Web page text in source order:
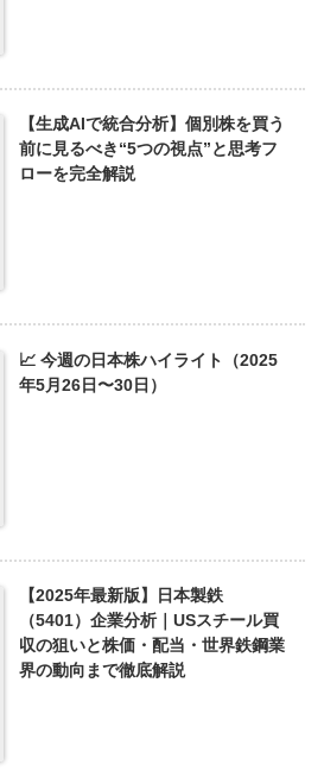
【生成AIで統合分析】個別株を買う
前に見るべき“5つの視点”と思考フ
ローを完全解説
📈 今週の日本株ハイライト（2025
年5月26日〜30日）
【2025年最新版】日本製鉄
（5401）企業分析｜USスチール買
収の狙いと株価・配当・世界鉄鋼業
界の動向まで徹底解説